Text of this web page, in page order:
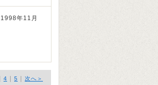
1998年11月
4 5 次へ＞